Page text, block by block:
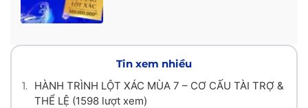
Tin xem nhiều
1. HÀNH TRÌNH LỘT XÁC MÙA 7 – CƠ CẤU TÀI TRỢ &
THỂ LỆ (1598 lượt xem)